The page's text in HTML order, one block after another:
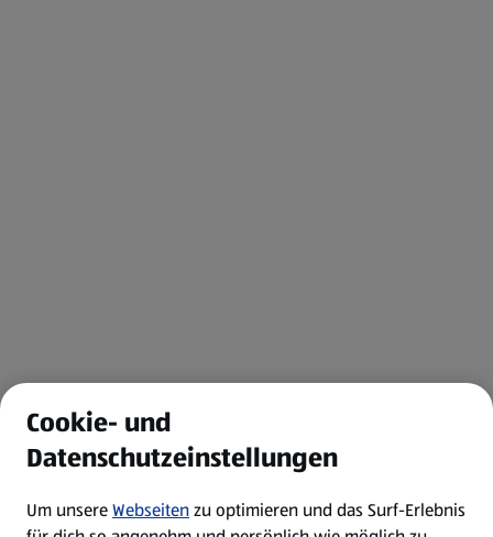
Cookie- und
Datenschutzeinstellungen
Um unsereWebseitenzu optimieren und das Surf-Erlebnis